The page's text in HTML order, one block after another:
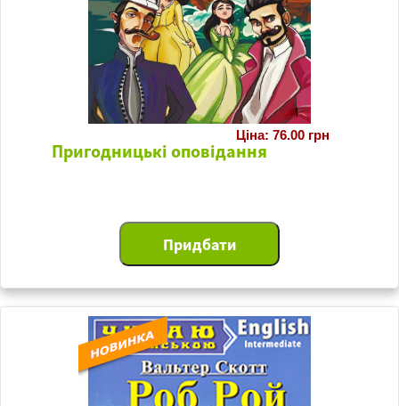
Пригодницькі оповідання
Ціна: 76.00 грн